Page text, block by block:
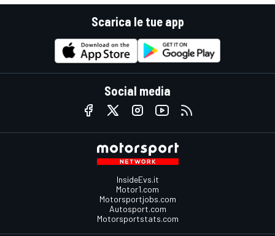
Scarica le tue app
Social media
InsideEvs.it
Motor1.com
Motorsportjobs.com
Autosport.com
Motorsportstats.com